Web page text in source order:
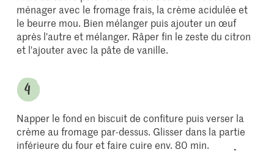
ménager avec le fromage frais, la crème acidulée et
le beurre mou. Bien mélanger puis ajouter un œuf
après l'autre et mélanger. Râper fin le zeste du citron
et l'ajouter avec la pâte de vanille.
Napper le fond en biscuit de confiture puis verser la
crème au fromage par-dessus. Glisser dans la partie
inférieure du four et faire cuire env. 80 min.